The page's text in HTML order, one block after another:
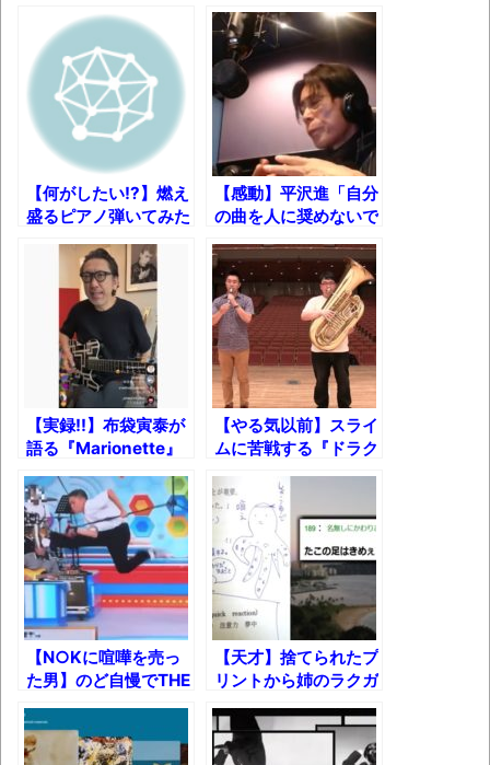
落ちるまで』
映画ちいかわ観に行ったので感想を書きま
す(若干ネタバレあり) 26/07/25
マケイン9巻＆アニメ公式ガイド感想
独学で挑んだ2026年二級建築士学科試験結
果速報（仮）
体験談：仕事で同じビルの中に入っている
グループ会社の嫁子 [ほのぼの]
葉月つばさちゃん、昔から見てるんだけど
かなりお姉さんになったね
壊れたエアコンと歌えないボク
バージョンアップ情報更新 AOMEI
Backupper Standard 8.3.0 などバージョンア
高嶋ちさ子、ダウン症の姉が暴行事件！事
件の一部始終と衝撃の結末
【呆然】北海道旅行ワイ「ウニイクラ丼特
盛で食うぞ！！！うおおおおおおお
お！！！！！」→結
果･････････････････････････････
【動画】カニ、ちょっかい出してきた陰に
ブチギレ
【何がしたい!?】燃え
盛るピアノ弾いてみた
【感動】平沢進「自分
の曲を人に奨めないで
ほしい」
【実録!!】布袋寅泰が
語る『Marionette』
の秘密
【やる気以前】スライ
ムに苦戦する『ドラク
エ序曲』ｗ
【N○Kに喧嘩を売っ
た男】のど自慢でTHE
BLUE
HERTS『TRAIN
TRAIN』歌って飛ん
【天才】捨てられたプ
リントから姉のラクガ
キを晒すｗｗｗ